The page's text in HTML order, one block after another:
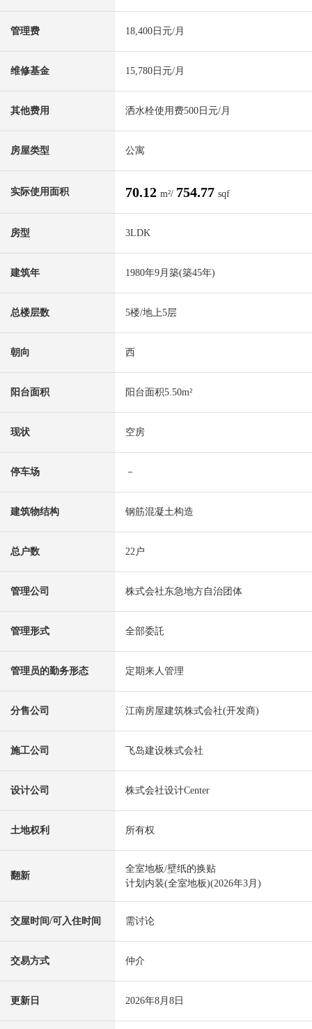
管理费 18,400日元/月
维修基金 15,780日元/月
其他费用 洒水栓使用费500日元/月
房屋类型 公寓
实际使用面积 70.12 m²/ 754.77 sqf
房型 3LDK
建筑年 1980年9月築(築45年)
总楼层数 5楼/地上5层
朝向 西
阳台面积 阳台面积5.50m²
现状 空房
停车场 －
建筑物结构 钢筋混凝土构造
总户数 22户
管理公司 株式会社东急地方自治团体
管理形式 全部委託
管理员的勤务形态 定期来人管理
分售公司 江南房屋建筑株式会社(开发商)
施工公司 飞岛建设株式会社
设计公司 株式会社设计Center
土地权利 所有权
翻新
全室地板/壁纸的换贴
计划内装(全室地板)(2026年3月)
交屋时间/可入住时间 需讨论
交易方式 仲介
更新日 2026年8月8日